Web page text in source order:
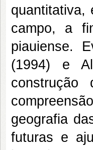
quantitativa,
campo, a
piauiense.
(1994) e
construção
geografia
futuras e